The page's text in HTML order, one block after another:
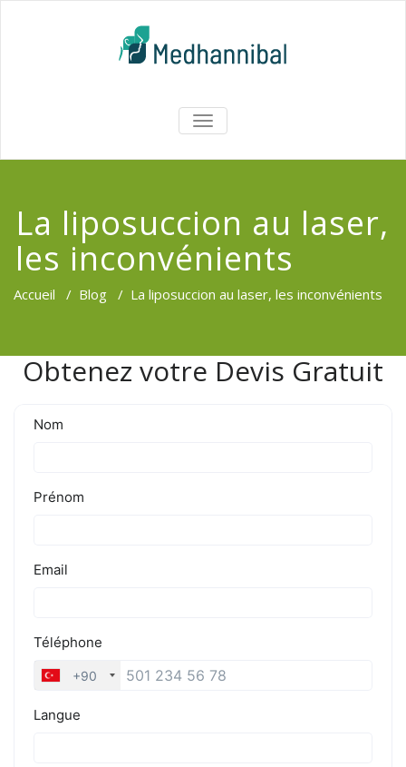
AFFICHER/MASQUER
LA
La liposuccion au laser,
les inconvénients
Accueil / Blog / La liposuccion au laser, les inconvénients
Obtenez votre Devis Gratuit